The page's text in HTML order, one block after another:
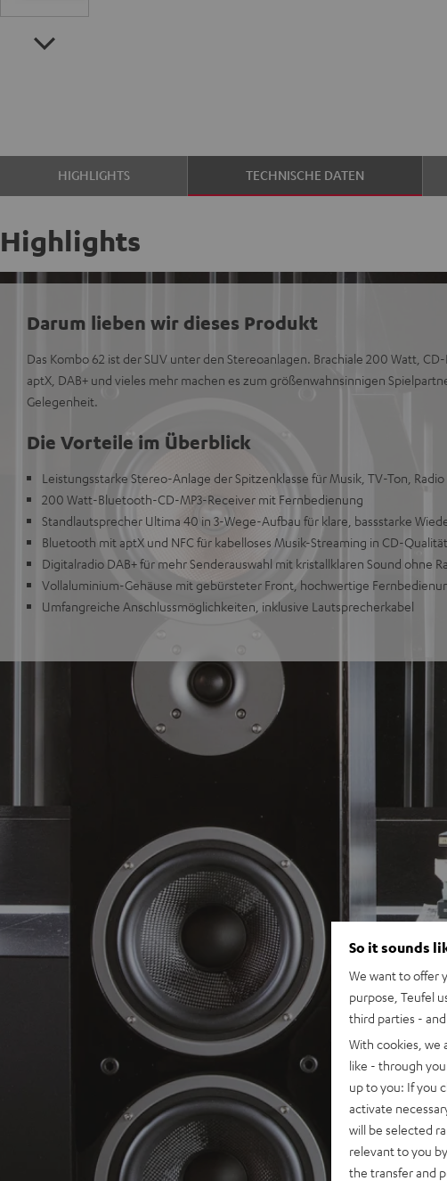
HIGHLIGHTS TECHNISCHE DATEN
Highlights
Darum lieben wir dieses Produkt
Das Kombo 62 ist der SUV unter den Stereoanlagen. Brachiale 200 Watt,
aptX, DAB+ und vieles mehr machen es zum größenwahnsinnigen
Gelegenheit.
Die Vorteile im Überblick
Leistungsstarke Stereo-Anlage der Spitzenklasse für Musik, TV-Ton, Radio
200 Watt-Bluetooth-CD-MP3-Receiver mit Fernbedienung
Standlautsprecher Ultima 40 in 3-Wege-Aufbau für klare, bassstarke
Bluetooth mit aptX und NFC für kabelloses Musik-Streaming in CD-Qualität
Digitalradio DAB+ für mehr Senderauswahl mit kristallklaren Sound ohne
Vollaluminium-Gehäuse mit gebürsteter Front, hochwertige
Umfangreiche Anschlussmöglichkeiten, inklusive Lautsprecherkabel
So it sounds
We want to offer
purpose, Teufel
third parties -
With cookies, we
like - through
up to you: If you
activate
will be selected
relevant to you
the transfer and